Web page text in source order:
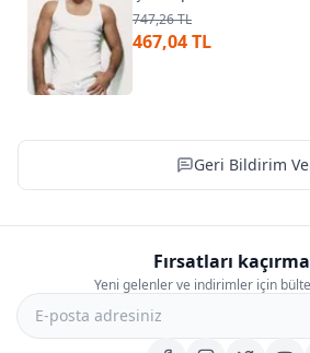
747,26 TL
467,04 TL
Geri Bildirim
Fırsatları
Yeni gelenler ve indirimler için